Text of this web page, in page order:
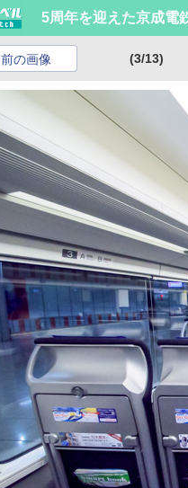
5周年を迎えた京成電
前の画像 (3/13)